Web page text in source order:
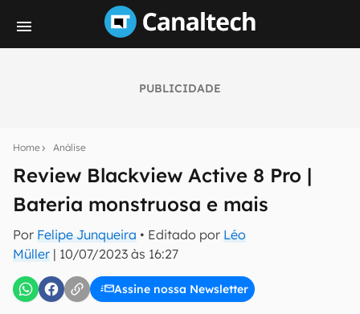
PUBLICIDADE
Home Análise
Review Blackview Active 8 Pro |
Bateria monstruosa e mais
Por Felipe Junqueira • Editado por Léo
Müller | 10/07/2023 às 16:27
Assine nossa Newsletter
notícias e reviews sobre tecnologia em primeira
mão.
E-mail